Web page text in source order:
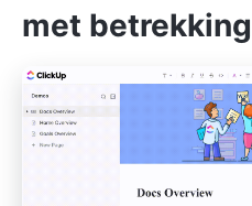
met